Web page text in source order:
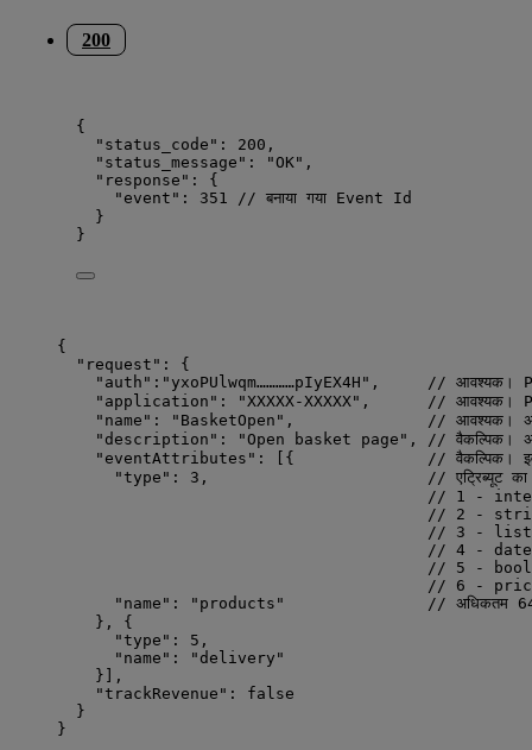
200
{
"status_code": 200,
"status_message": "OK",
"response": {
"event": 351 // बनाया गया Event Id
}
}
{
"request": {
"auth":"yxoPUlwqm…………pIyEX4H",     // आवश्यक।
"application": "XXXXX-XXXXX",      // आवश्यक।
"name": "BasketOpen",              // आवश्यक।
"description": "Open basket page", // वैकल्पिक।
"eventAttributes": [{              // वैकल्पिक। इवेंट
"type": 3,                       // एट्रिब्यूट का
// 1 -
// 2 -
// 3 -
// 4 -
// 5 -
// 6 -
"name": "products"               // अधिकतम 64
}, {
"type": 5,
"name": "delivery"
}],
"trackRevenue": false
}
}